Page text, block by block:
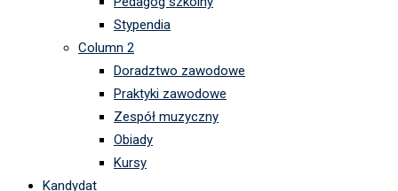
Stypendia
Column 2
Doradztwo zawodowe
Praktyki zawodowe
Zespół muzyczny
Obiady
Kursy
Kandydat